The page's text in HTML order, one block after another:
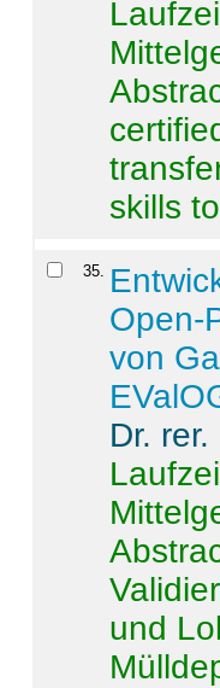
skills
35.
Open-
von
Dr.
und